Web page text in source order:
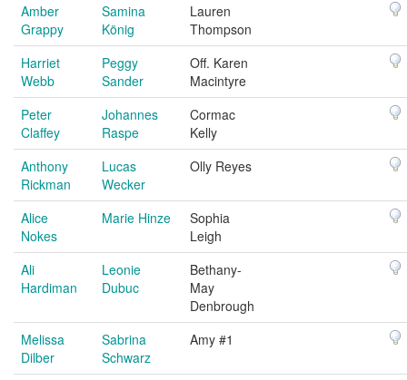
Amber
Grappy
Samina
König
Lauren
Thompson
Harriet
Webb
Peggy
Sander
Off. Karen
Macintyre
Peter
Claffey
Johannes
Raspe
Cormac
Kelly
Anthony
Rickman
Lucas
Wecker
Olly Reyes
Alice
Nokes
Marie Hinze
Sophia
Leigh
Ali
Hardiman
Leonie
Dubuc
Bethany-
May
Denbrough
Melissa
Dilber
Sabrina
Schwarz
Amy #1